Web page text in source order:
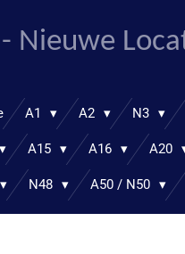
Nieuwe
A1 A2 N3
A15 A16 A20
N48 A50 / N50